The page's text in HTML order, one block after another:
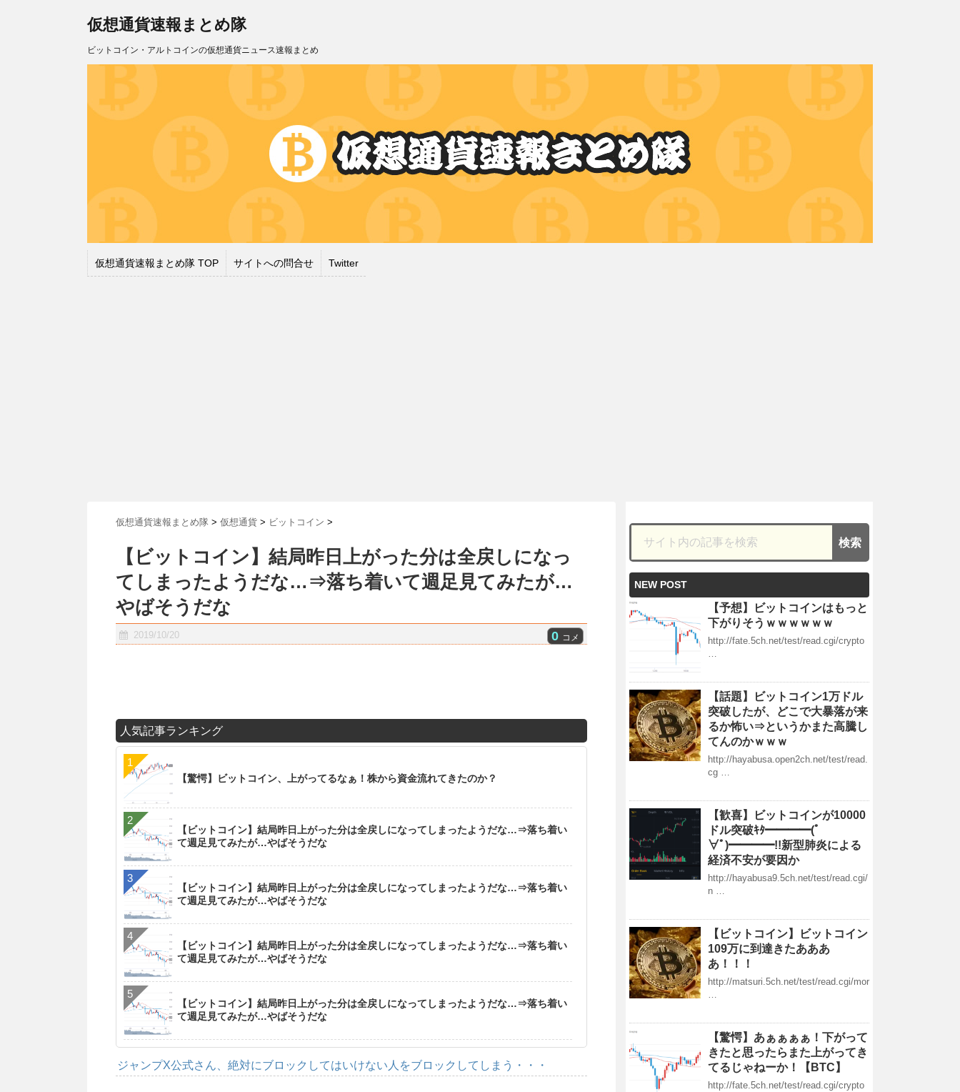
仮想通貨速報まとめ隊
ビットコイン・アルトコインの仮想通貨ニュース速報まとめ
仮想通貨速報まとめ隊 TOP サイトへの問合せ Twitter
仮想通貨速報まとめ隊 > 仮想通貨 > ビットコイン >
【ビットコイン】結局昨日上がった分は全戻しになっ
てしまったようだな…⇒落ち着いて週足見てみたが…
やばそうだな
2019/10/20 0 コメ
人気記事ランキング
【驚愕】ビットコイン、上がってるなぁ！株から資金流れてきたのか？
【ビットコイン】結局昨日上がった分は全戻しになってしまったようだな…⇒落ち着い
て週足見てみたが…やばそうだな
【ビットコイン】結局昨日上がった分は全戻しになってしまったようだな…⇒落ち着い
て週足見てみたが…やばそうだな
【ビットコイン】結局昨日上がった分は全戻しになってしまったようだな…⇒落ち着い
て週足見てみたが…やばそうだな
【ビットコイン】結局昨日上がった分は全戻しになってしまったようだな…⇒落ち着い
て週足見てみたが…やばそうだな
ジャンプX公式さん、絶対にブロックしてはいけない人をブロックしてしまう・・・
NEW POST
【予想】ビットコインはもっと
下がりそうｗｗｗｗｗｗ
http://fate.5ch.net/test/read.cgi/crypto
…
【話題】ビットコイン1万ドル
突破したが、どこで大暴落が来
るか怖い⇒というかまた高騰し
てんのかｗｗｗ
http://hayabusa.open2ch.net/test/read.
cg …
【歓喜】ビットコインが10000
ドル突破ｷﾀ━━━━(ﾟ
∀ﾟ)━━━━!!新型肺炎による
経済不安が要因か
http://hayabusa9.5ch.net/test/read.cgi/
n …
【ビットコイン】ビットコイン
109万に到達きたあああ
あ！！！
http://matsuri.5ch.net/test/read.cgi/mor
…
【驚愕】あぁぁぁぁ！下がって
きたと思ったらまた上がってき
てるじゃねーか！【BTC】
http://fate.5ch.net/test/read.cgi/crypto